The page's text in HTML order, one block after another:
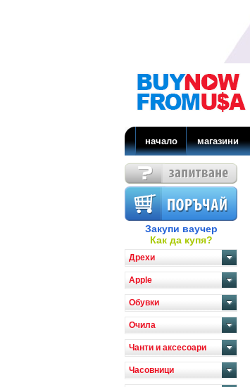
начало магазини
Закупи ваучер
Как да купя?
Дрехи
Apple
Обувки
Очила
Чанти и аксесоари
Часовници